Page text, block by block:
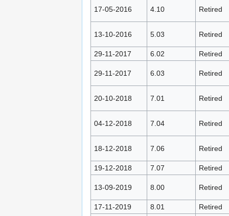
17-05-2016 4.10 Retired
13-10-2016 5.03 Retired
29-11-2017 6.02 Retired
29-11-2017 6.03 Retired
20-10-2018 7.01 Retired
04-12-2018 7.04 Retired
18-12-2018 7.06 Retired
19-12-2018 7.07 Retired
13-09-2019 8.00 Retired
17-11-2019 8.01 Retired